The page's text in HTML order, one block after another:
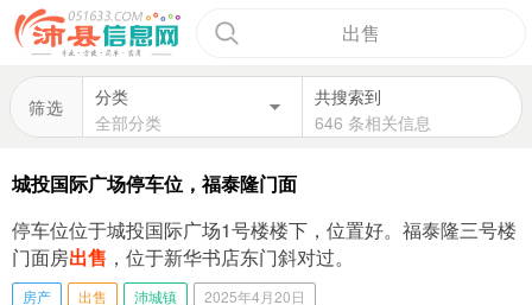
出售
筛选
分类
全部分类
共搜索到
646 条相关信息
城投国际广场停车位，福泰隆门面
停车位位于城投国际广场1号楼楼下，位置好。福泰隆三号楼
门面房出售 ，位于新华书店东门斜对过。
房产 出售 沛城镇 2025年4月20日